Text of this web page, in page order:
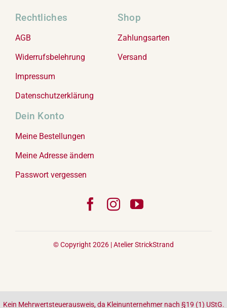
Rechtliches
AGB
Widerrufsbelehrung
Impressum
Datenschutzerklärung
Shop
Zahlungsarten
Versand
Dein Konto
Meine Bestellungen
Meine Adresse ändern
Passwort vergessen
© Copyright 2026 |Atelier StrickStrand
Kein Mehrwertsteuerausweis, da Kleinunternehmer nach §19 (1) UStG.